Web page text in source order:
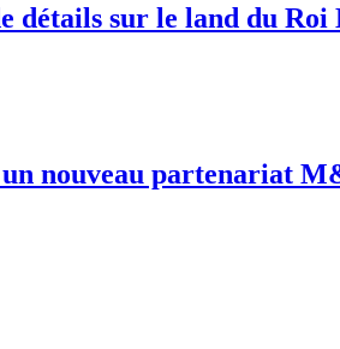
sur le land du Roi
nouveau partenariat